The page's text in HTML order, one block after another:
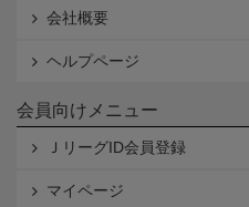
会社概要
ヘルプページ
会員向けメニュー
ＪリーグID会員登録
マイページ